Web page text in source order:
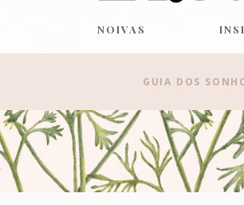
NOIVAS
GUIA DOS